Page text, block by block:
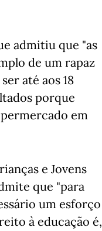
admitiu que "as
de um rapaz
até aos 18
porque
em
e Jovens
que "para
um esforço
à educação é,